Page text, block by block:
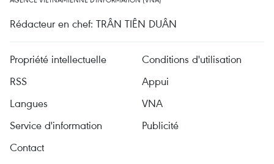
Rédacteur en chef: TRÂN TIÊN DUÂN
Propriété intellectuelle
Conditions d'utilisation
RSS
Appui
Langues
VNA
Service d'information
Publicité
Contact